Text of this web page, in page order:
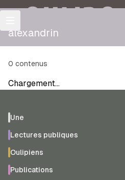
OULIPO
alexandrin
0 contenus
Chargement…
Une
Lectures publiques
Oulipiens
Publications